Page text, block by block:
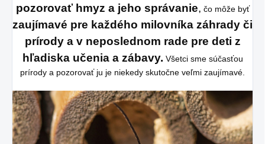
pozorovať hmyz a jeho správanie, čo môže byť
zaujímavé pre každého milovníka záhrady či
prírody a v neposlednom rade pre deti z
hľadiska učenia a zábavy. Všetci sme súčasťou
prírody a pozorovať ju je niekedy skutočne veľmi zaujímavé.